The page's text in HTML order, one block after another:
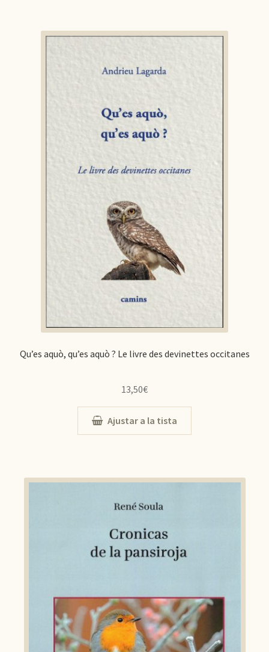
Qu’es aquò, qu’es aquò ? Le livre des devinettes occitanes
13,50€
Ajustar a la tista